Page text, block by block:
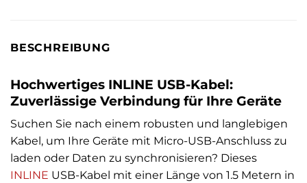
BESCHREIBUNG
Hochwertiges INLINE USB-Kabel:
Zuverlässige Verbindung für Ihre Geräte
Suchen Sie nach einem robusten und langlebigen
Kabel, um Ihre Geräte mit Micro-USB-Anschluss zu
laden oder Daten zu synchronisieren? Dieses
INLINE USB-Kabel mit einer Länge von 1.5 Metern in